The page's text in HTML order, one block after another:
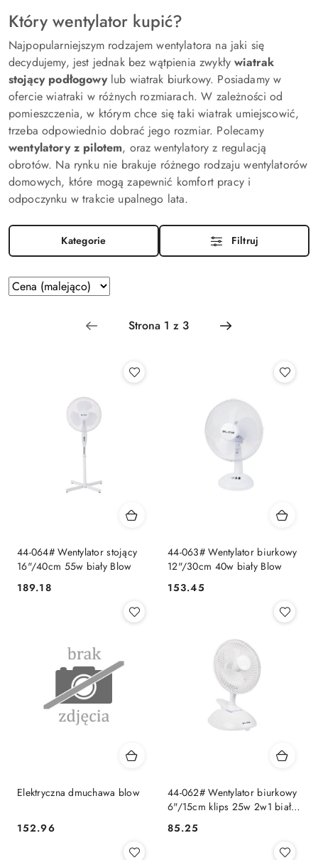
Który wentylator kupić?
Najpopularniejszym rodzajem wentylatora na jaki się
decydujemy, jest jednak bez wątpienia zwykływiatrak
stojący podłogowylub wiatrak biurkowy. Posiadamy w
ofercie wiatraki w różnych rozmiarach. W zależności od
pomieszczenia, w którym chce się taki wiatrak umiejscowić,
trzeba odpowiednio dobrać jego rozmiar. Polecamy
wentylatory z pilotem, oraz wentylatory z regulacją
obrotów. Na rynku nie brakuje różnego rodzaju wentylatorów
domowych, które mogą zapewnić komfort pracy i
odpoczynku w trakcie upalnego lata.
Kategorie Filtruj
Zastosowano
sortowanie:
Sortuj
według
44-064# Wentylator stojący
16"/40cm 55w biały Blow
Cena:
189.18
44-063# Wentylator biurkowy
12"/30cm 40w biały Blow
Cena:
153.45
Elektryczna dmuchawa blow
Cena:
152.96
44-062# Wentylator biurkowy
6"/15cm klips 25w 2w1 biały
Cena:
85.25